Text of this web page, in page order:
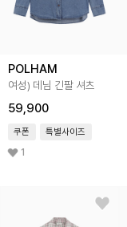
POLHAM
여성) 데님 긴팔 셔츠
59,900
쿠폰 특별사이즈
1